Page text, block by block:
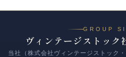
GROUP
ヴィンテージストック
当社（株式会社ヴィンテージストック